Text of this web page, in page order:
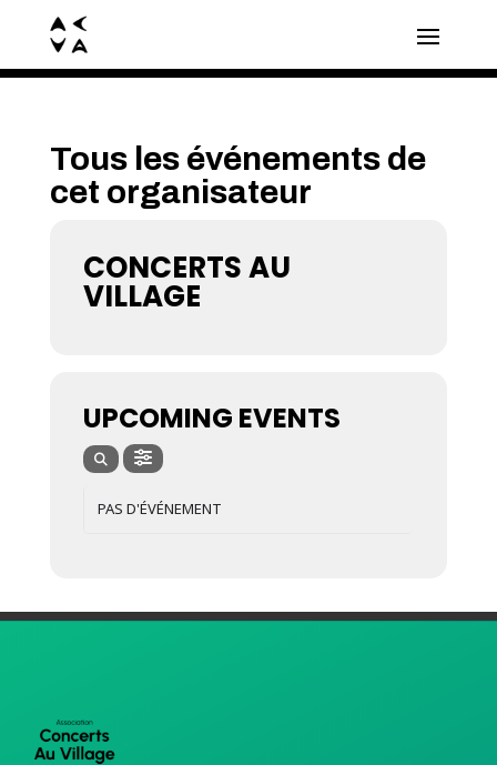
Tous les événements de
cet organisateur
CONCERTS AU
VILLAGE
UPCOMING EVENTS
PAS D'ÉVÉNEMENT